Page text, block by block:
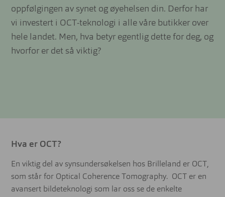
oppfølgingen av synet og øyehelsen din. Derfor har
vi investert i OCT-teknologi i alle våre butikker over
hele landet. Men, hva betyr egentlig dette for deg, og
hvorfor er det så viktig?
Hva er OCT?
En viktig del av synsundersøkelsen hos Brilleland er OCT,
som står for Optical Coherence Tomography. OCT er en
avansert bildeteknologi som lar oss se de enkelte